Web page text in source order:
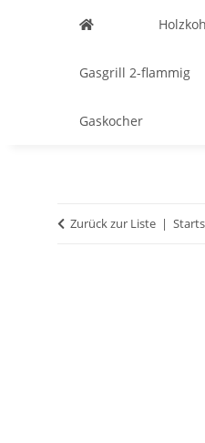
Gasgrill 2-flammig
Gaskocher
Zurück zur Liste